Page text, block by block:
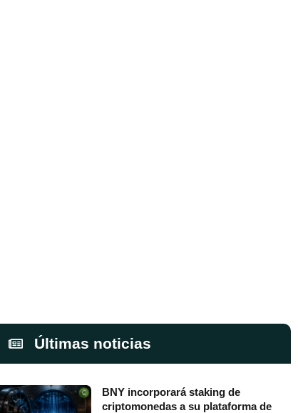
Últimas noticias
BNY incorporará staking de
criptomonedas a su plataforma de